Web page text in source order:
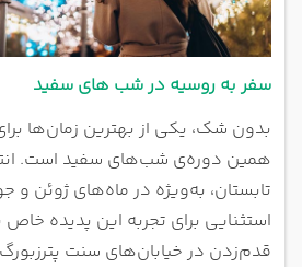
سفر به روسیه در شب های سفید
بدون شک، یکی از بهترین زمان‌ها
همین دوره‌ی شب‌های سفید است.
تابستان، به‌ویژه در ماه‌های ژوئن و
استثنایی برای تجربه این پدیده
قدم‌زدن در خیابان‌های سنت